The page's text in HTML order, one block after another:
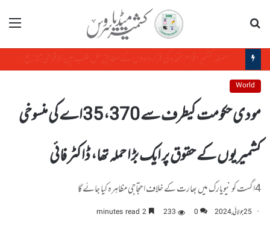
مینو
World
مودی حکومت کیطرف سے 370، 35اے کی منسوخی
کشمیریوں کے حقوق پر ایک بڑا حملہ تھا، ڈاکٹر فائی
4اگست کو نیویارک میں بھارت کے خلاف احتجاجی مظاہرہ کیا جائے گا
25 جولائی, 2024 0
233